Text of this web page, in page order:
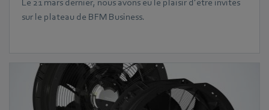
Le 21 mars dernier, nous avons eu le plaisir d’être invités
sur le plateau de BFM Business.